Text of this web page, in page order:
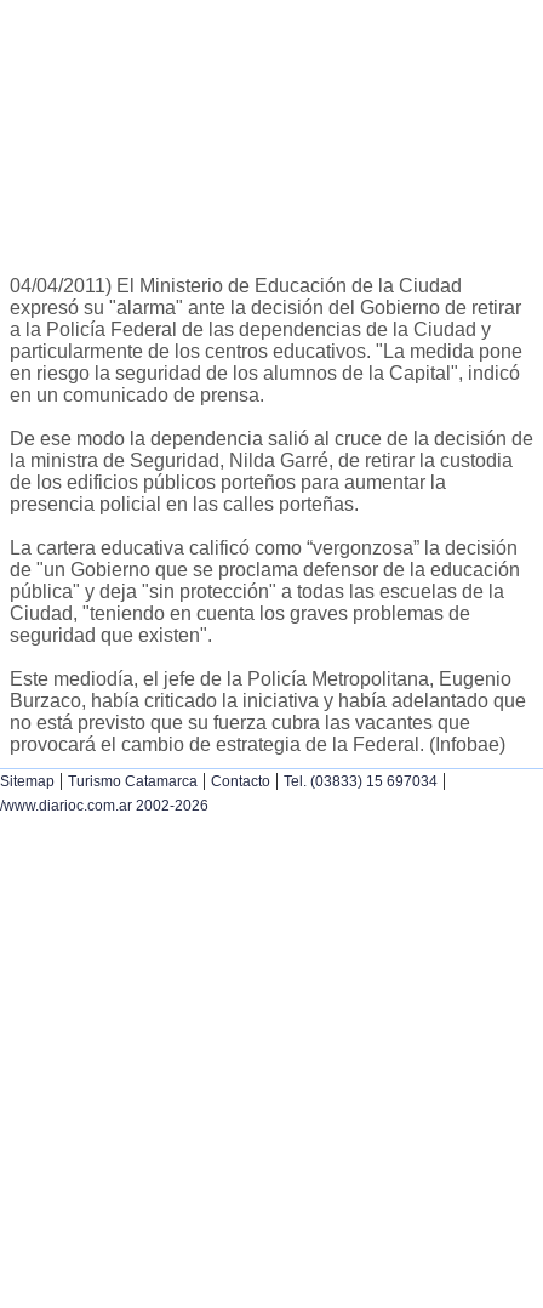
04/04/2011) El Ministerio de Educación de la Ciudad
expresó su "alarma" ante la decisión del Gobierno de retirar
a la Policía Federal de las dependencias de la Ciudad y
particularmente de los centros educativos. "La medida pone
en riesgo la seguridad de los alumnos de la Capital", indicó
en un comunicado de prensa.
De ese modo la dependencia salió al cruce de la decisión de
la ministra de Seguridad, Nilda Garré, de retirar la custodia
de los edificios públicos porteños para aumentar la
presencia policial en las calles porteñas.
La cartera educativa calificó como “vergonzosa” la decisión
de "un Gobierno que se proclama defensor de la educación
pública" y deja "sin protección" a todas las escuelas de la
Ciudad, "teniendo en cuenta los graves problemas de
seguridad que existen".
Este mediodía, el jefe de la Policía Metropolitana, Eugenio
Burzaco, había criticado la iniciativa y había adelantado que
no está previsto que su fuerza cubra las vacantes que
provocará el cambio de estrategia de la Federal. (Infobae)
Sitemap | Turismo Catamarca | Contacto | Tel. (03833) 15 697034 |
/www.diarioc.com.ar 2002-2026